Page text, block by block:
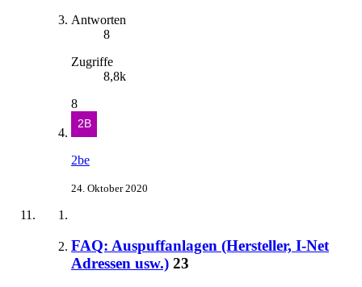
Antworten
8
Zugriffe
8,8k
8
2be
24. Oktober 2020
FAQ: Auspuffanlagen (Hersteller, I-Net
Adressen usw.) 23